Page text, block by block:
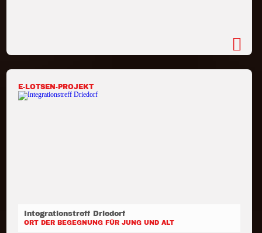
E-LOTSEN-PROJEKT
Integrationstreff Driedorf
ORT DER BEGEGNUNG FÜR JUNG UND ALT